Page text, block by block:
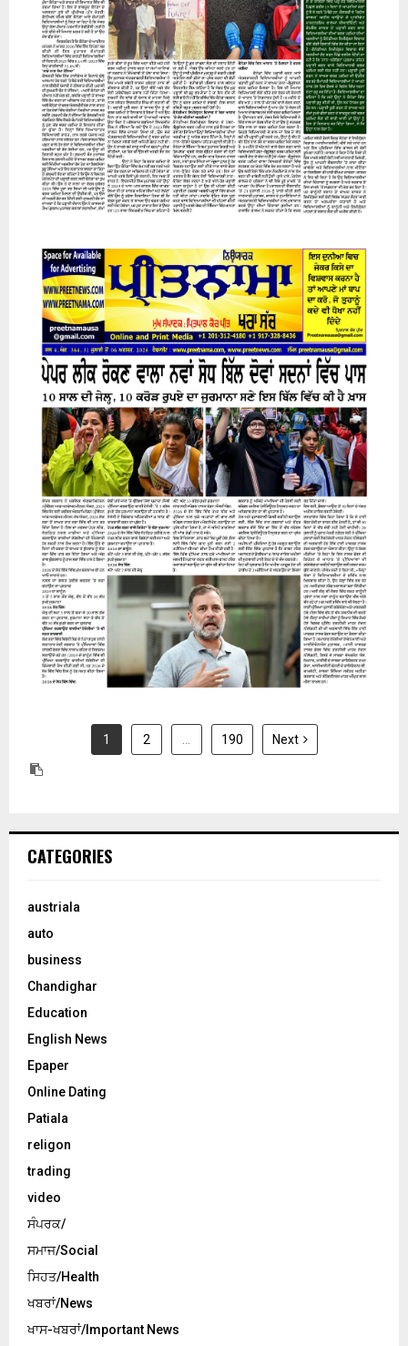
07 August 2026
31 July 2026
1 2 … 190 Next
CATEGORIES
austriala
auto
business
Chandighar
Education
English News
Epaper
Online Dating
Patiala
religon
trading
video
ਸੰਪਰਕ/
ਸਮਾਜ/Social
ਸਿਹਤ/Health
ਖਬਰਾਂ/News
ਖਾਸ-ਖਬਰਾਂ/Important News